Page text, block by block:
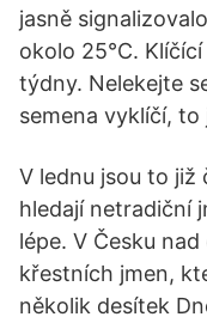
jasně
okolo 25°C.
týdny. Nelekejte
semena vyklíčí,
V lednu jsou to
hledají netradiční
lépe. V Česku
křestních jmen,
několik desítek